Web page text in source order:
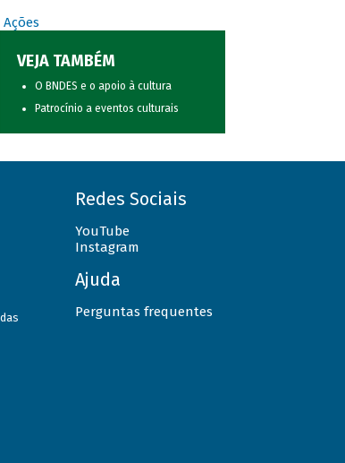
Ações
VEJA TAMBÉM
O BNDES e o apoio à cultura
Patrocínio a eventos culturais
Redes Sociais
YouTube
Instagram
Ajuda
Perguntas frequentes